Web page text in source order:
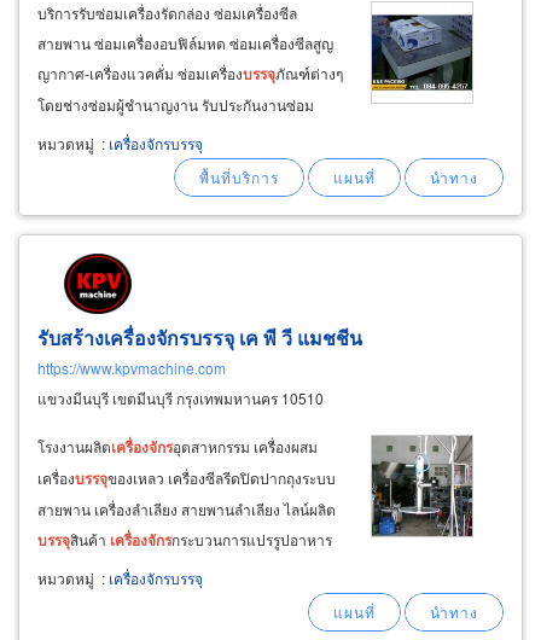
บริการรับซ่อมเครื่องรัดกล่อง ซ่อมเครื่องซีล
สายพาน ซ่อมเครื่องอบฟิล์มหด ซ่อมเครื่องซีลสูญ
ญากาศ-เครื่องแวคคั่ม ซ่อมเครื่องบรรจุภัณฑ์ต่างๆ
โดยช่างซ่อมผู้ชำนาญงาน รับประกันงานซ่อม
บริการถึงหน้าโรงงานในพื้นที่ บางขุนเทียน
พระราม2 บางบอน กทม มหาชัย สมุทรสาคร
พระประแดง สมุทรปราการ นครปฐม นนทบุรี
ปทุมธานี
หมวดหมู่ : เครื่องจักรบรรจุ
รับสร้างเครื่องจักรบรรจุ เค พี วี แมชชีน
https://www.kpvmachine.com
แขวงมีนบุรี เขตมีนบุรี กรุงเทพมหานคร 10510
โรงงานผลิตเครื่องจักรอุตสาหกรรม เครื่องผสม
เครื่องบรรจุของเหลว เครื่องซีลรีดปิดปากถุงระบบ
สายพาน เครื่องลำเลียง สายพานลำเลียง ไลน์ผลิต
บรรจุสินค้า เครื่องจักรกระบวนการแปรรูปอาหาร
ผลิตอาหาร เครื่องปรุงรส เครื่องดื่ม
ร่อนแป้ง
หมวดหมู่ : เครื่องจักรบรรจุ